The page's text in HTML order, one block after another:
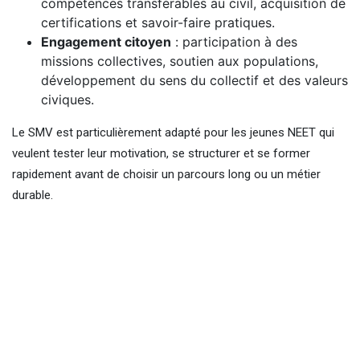
compétences transférables au civil, acquisition de
certifications et savoir-faire pratiques.
Engagement citoyen : participation à des
missions collectives, soutien aux populations,
développement du sens du collectif et des valeurs
civiques.
Le SMV est particulièrement adapté pour les jeunes NEET qui
veulent tester leur motivation, se structurer et se former
rapidement avant de choisir un parcours long ou un métier
durable.